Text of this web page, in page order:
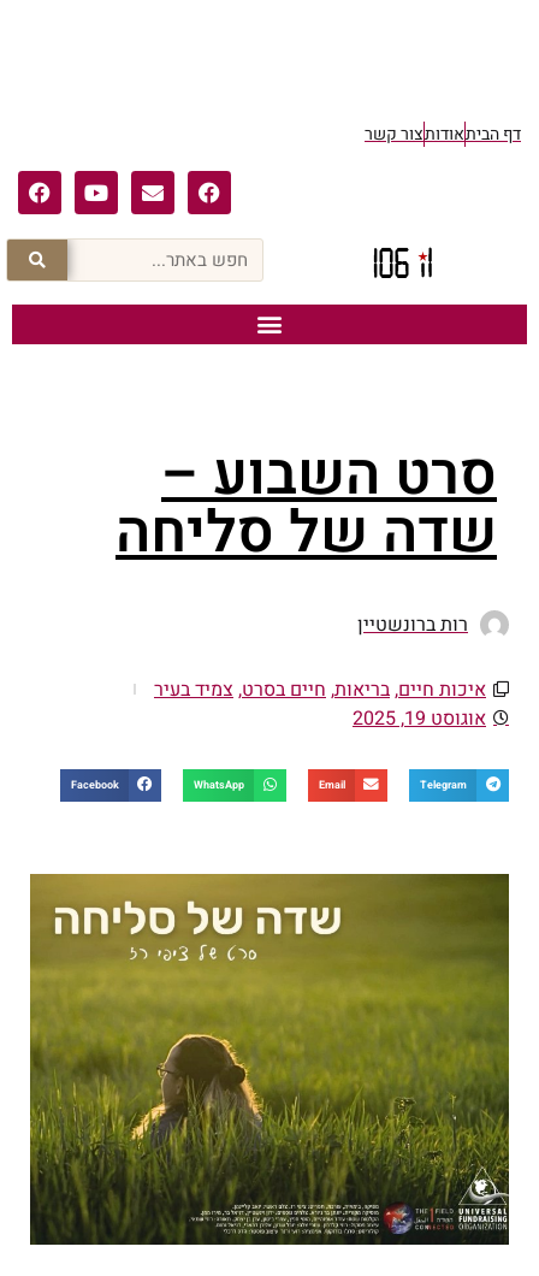
דף הביתאודותצור קשר
סרט השבוע –
שדה של סליחה
רות ברונשטיין
איכות חיים,בריאות, חיים בסרט, צמיד בעיר
אוגוסט 19, 2025
Telegram
Email
WhatsApp
Facebook